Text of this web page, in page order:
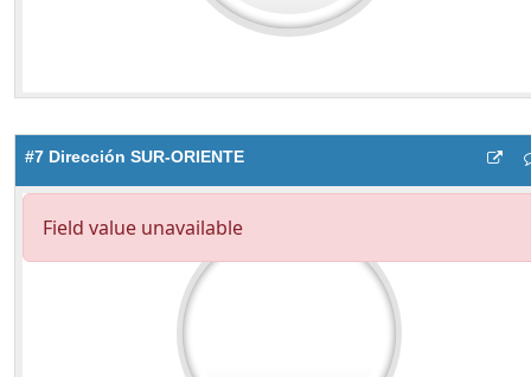
#7 Dirección SUR-ORIENTE